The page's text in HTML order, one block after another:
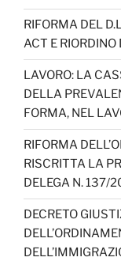
RIFORMA DEL
ACT E RIORDINO
LAVORO: LA
DELLA
FORMA, NEL
RIFORMA
RISCRITTA LA
DELEGA N. 137/
DECRETO